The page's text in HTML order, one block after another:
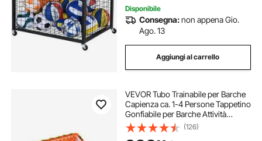
Disponibile
Consegna:non appena Gio.
Ago. 13
Aggiungi al carrello
VEVOR Tubo Trainabile per Barche
Capienza ca. 1-4 Persone Tappetino
Gonfiabile per Barche Attività
Acquatiche Carico max. 308kg,
Tubo Trainabile per Sport Acquatici
(126)